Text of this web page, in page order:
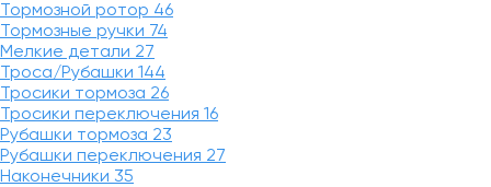
Тормозной ротор 46
Тормозные ручки 74
Мелкие детали 27
Троса/Рубашки 144
Тросики тормоза 26
Тросики переключения 16
Рубашки тормоза 23
Рубашки переключения 27
Наконечники 35